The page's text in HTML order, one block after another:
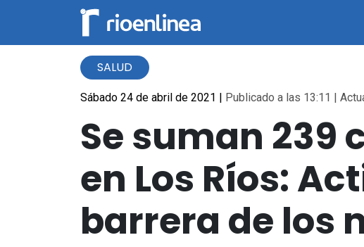
SALUD
Sábado 24 de abril de 2021 | Publicado a las 13:11 |
Se suman 239
en Los Ríos:
barrera de los